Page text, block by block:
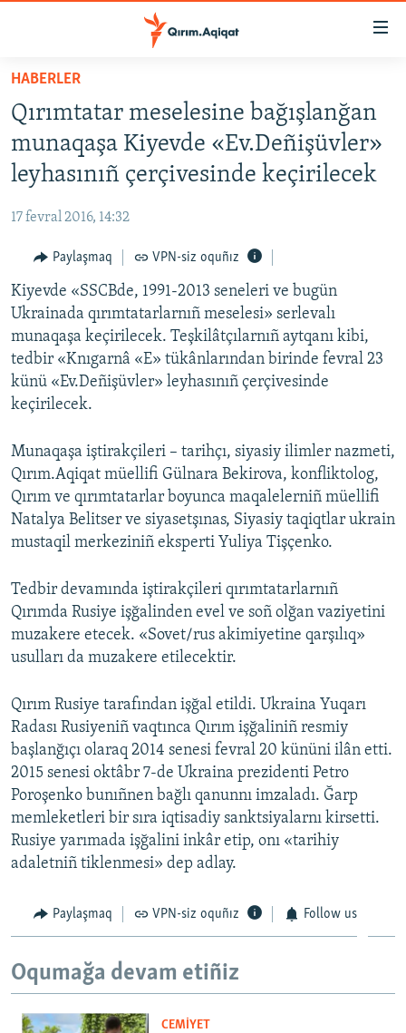
Esas
qaytmaq
Baş
navigatsiyağa
qaytmaq
Qıdıruvğa
SİYASET
İQTİSADİYAT
MEDENİYET
İNSAN AQLARI
VİDEO
BLOGLAR
FİKİR
Українською
QOŞULIÑIZ!
RFE/RS bütün saytları
HABERLER
Qırımtatar meselesine bağışlanğan
munaqaşa Kiyevde «Ev.Deñişüvler»
leyhasınıñ çerçivesinde keçirilecek
17 fevral 2016, 14:32
Paylaşmaq VPN-siz oquñız
Kiyevde «SSCBde, 1991-2013 seneleri ve bugün
Ukrainada qırımtatarlarnıñ meselesi» serlevalı
munaqaşa keçirilecek. Teşkilâtçılarnıñ aytqanı kibi,
tedbir «Knıgarnâ «E» tükânlarından birinde fevral 23
künü «Ev.Deñişüvler» leyhasınıñ çerçivesinde
keçirilecek.
Munaqaşa iştirakçileri – tarihçı, siyasiy ilimler nazmeti,
Qırım.Aqiqat müellifi Gülnara Bekirova, konfliktolog,
Qırım ve qırımtatarlar boyunca maqalelerniñ müellifi
Natalya Belitser ve siyasetşınas, Siyasiy taqiqtlar ukrain
mustaqil merkeziniñ eksperti Yuliya Tişçenko.
Tedbir devamında iştirakçileri qırımtatarlarnıñ
Qırımda Rusiye işğalinden evel ve soñ olğan vaziyetini
muzakere etecek. «Sovet/rus akimiyetine qarşılıq»
usulları da muzakere etilecektir.
Qırım Rusiye tarafından işğal etildi. Ukraina Yuqarı
Radası Rusiyeniñ vaqtınca Qırım işğaliniñ resmiy
başlanğıçı olaraq 2014 senesi fevral 20 kününi ilân etti.
2015 senesi oktâbr 7-de Ukraina prezidenti Petro
Poroşenko bunıñnen bağlı qanunnı imzaladı. Ğarp
memleketleri bir sıra iqtisadiy sanktsiyalarnı kirsetti.
Rusiye yarımada işğalini inkâr etip, onı «tarihiy
adaletniñ tiklenmesi» dep adlay.
Paylaşmaq VPN-siz oquñız Follow us
Oqumağa devam etiñiz
CEMİYET